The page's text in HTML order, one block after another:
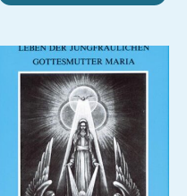
Varianten
Optionen
können
auf